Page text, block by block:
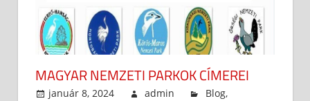
MAGYAR NEMZETI PARKOK CÍMEREI
január 8, 2024 admin Blog,